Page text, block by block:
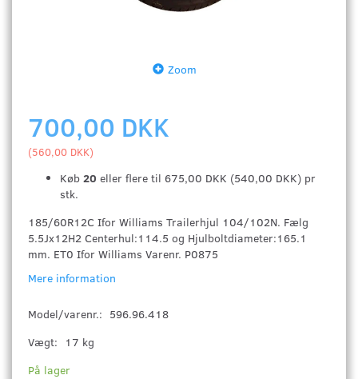
Zoom
700,00 DKK
(560,00 DKK)
Køb 20 eller flere til 675,00 DKK (540,00 DKK) pr
stk.
185/60R12C Ifor Williams Trailerhjul 104/102N. Fælg
5.5Jx12H2 Centerhul:114.5 og Hjulboltdiameter:165.1
mm. ET0 Ifor Williams Varenr. P0875
Mere information
Model/varenr.: 596.96.418
Vægt:
17 kg
På lager